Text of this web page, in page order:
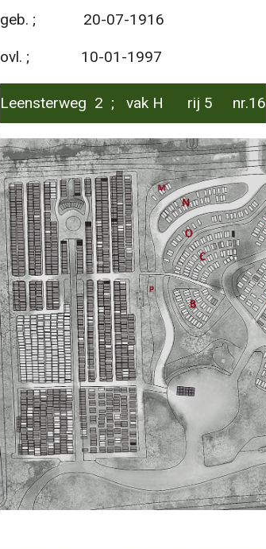
geb. ; 20-07-1916
ovl. ; 10-01-1997
Leensterweg 2 ; vak H rij 5 nr.16